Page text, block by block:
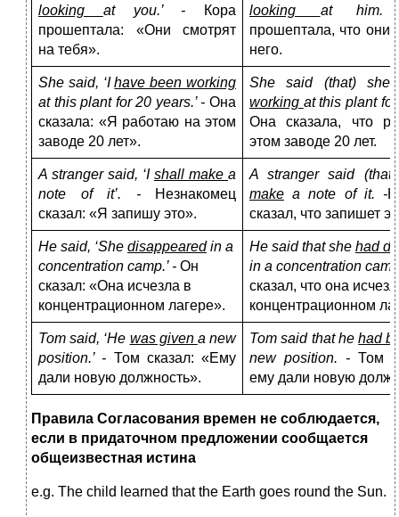
looking at you.’ -
Кора
прошептала: «Они смотрят
на тебя».
looking at
прошептала, что они
него.
She said, ‘Ihave been working
at this plant for 20 years.’ - Она
сказала: «Я работаю на этом
заводе 20 лет».
She said (that) she
working at this plant
Она сказала, что
этом заводе 20 лет.
A stranger said, ‘I shall make a
note of it’. -
Незнакомец
сказал: «Я запишу это».
A stranger said
make a note of it. -
сказал, что запишет
He said, ‘She disappearedin a
concentration camp.’ - Он
сказал: «Она исчезла в
концентрационном лагере».
He said that she had
in a concentration
сказал, что она
концентрационном
Tom said, ‘He was given a new
position.’ - Том сказал: «Ему
дали новую должность».
Tom said that hehad
new position. - Том
ему дали новую
Правила Согласования времен не соблюдается,
если в придаточном предложении сообщается
общеизвестная истина
e.g. The child learned that the Earth goes round the Sun.